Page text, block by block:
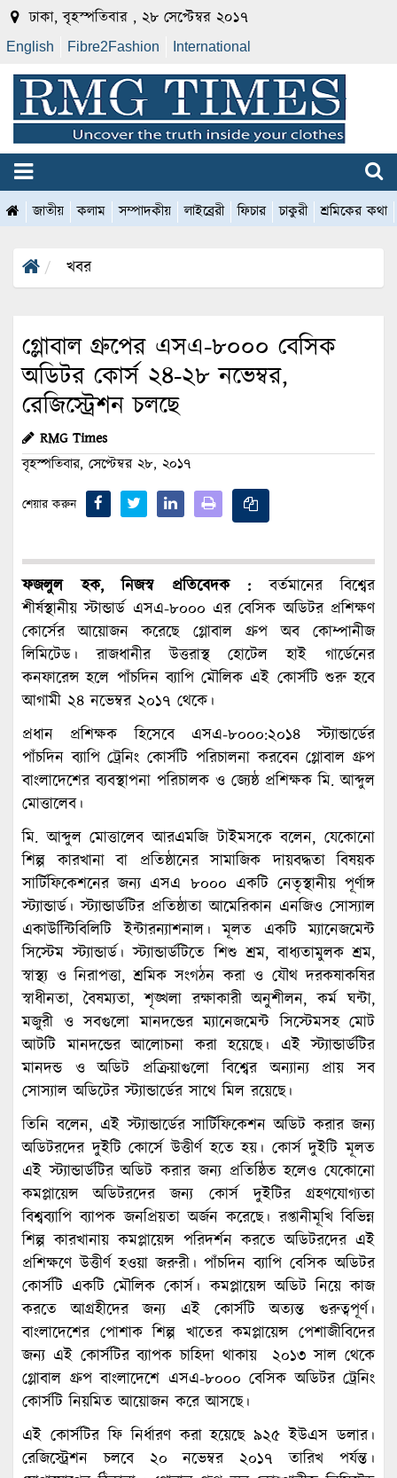
ঢাকা, বৃহস্পতিবার , ২৮ সেপ্টেম্বর ২০১৭
English Fibre2Fashion International
জাতীয় কলাম সম্পাদকীয় লাইব্রেরী ফিচার চাকুরী শ্রমিকের কথা
খবর
গ্লোবাল গ্রুপের এসএ-৮০০০ বেসিক
অডিটর কোর্স ২৪-২৮ নভেম্বর,
রেজিস্ট্রেশন চলছে
RMG Times
বৃহস্পতিবার, সেপ্টেম্বর ২৮, ২০১৭
শেয়ার করুন
ফজলুল হক, নিজস্ব প্রতিবেদক : বর্তমানের বিশ্বের
শীর্ষস্থানীয় স্টান্ডার্ড এসএ-৮০০০ এর বেসিক অডিটর প্রশিক্ষণ
কোর্সের আয়োজন করেছে গ্লোবাল গ্রুপ অব কোম্পানীজ
লিমিটেড। রাজধানীর উত্তরাস্থ হোটেল হাই গার্ডেনের
কনফারেন্স হলে পাঁচদিন ব্যাপি মৌলিক এই কোর্সটি শুরু হবে
আগামী ২৪ নভেম্বর ২০১৭ থেকে।
প্রধান প্রশিক্ষক হিসেবে এসএ-৮০০০:২০১৪ স্ট্যান্ডার্ডের
পাঁচদিন ব্যাপি ট্রেনিং কোর্সটি পরিচালনা করবেন গ্লোবাল গ্রুপ
বাংলাদেশের ব্যবস্থাপনা পরিচালক ও জ্যেষ্ঠ প্রশিক্ষক মি. আব্দুল
মোত্তালেব।
মি. আব্দুল মোত্তালেব আরএমজি টাইমসকে বলেন, যেকোনো
শিল্প কারখানা বা প্রতিষ্ঠানের সামাজিক দায়বদ্ধতা বিষয়ক
সার্টিফিকেশনের জন্য এসএ ৮০০০ একটি নেতৃস্থানীয় পূর্ণাঙ্গ
স্ট্যান্ডার্ড। স্ট্যান্ডার্ডটির প্রতিষ্ঠাতা আমেরিকান এনজিও সোস্যাল
একাউন্টিিবিলিটি ইন্টারন্যাশনাল। মূলত একটি ম্যানেজমেন্ট
সিস্টেম স্ট্যান্ডার্ড। স্ট্যান্ডার্ডটিতে শিশু শ্রম, বাধ্যতামুলক শ্রম,
স্বাস্থ্য ও নিরাপত্তা, শ্রমিক সংগঠন করা ও যৌথ দরকষাকষির
স্বাধীনতা, বৈষম্যতা, শৃঙ্খলা রক্ষাকারী অনুশীলন, কর্ম ঘন্টা,
মজুরী ও সবগুলো মানদন্ডের ম্যানেজমেন্ট সিস্টেমসহ মোট
আটটি মানদন্ডের আলোচনা করা হয়েছে। এই স্ট্যান্ডার্ডটির
মানদন্ড ও অডিট প্রক্রিয়াগুলো বিশ্বের অন্যান্য প্রায় সব
সোস্যাল অডিটের স্ট্যান্ডার্ডের সাথে মিল রয়েছে।
তিনি বলেন, এই স্ট্যান্ডার্ডের সার্টিফিকেশন অডিট করার জন্য
অডিটরদের দুইটি কোর্সে উত্তীর্ণ হতে হয়। কোর্স দুইটি মূলত
এই স্ট্যান্ডার্ডটির অডিট করার জন্য প্রতিষ্ঠিত হলেও যেকোনো
কমপ্লায়েন্স অডিটরদের জন্য কোর্স দুইটির গ্রহণযোগ্যতা
বিশ্বব্যাপি ব্যাপক জনপ্রিয়তা অর্জন করেছে। রপ্তানীমূখি বিভিন্ন
শিল্প কারখানায় কমপ্লায়েন্স পরিদর্শন করতে অডিটরদের এই
প্রশিক্ষণে উত্তীর্ণ হওয়া জরুরী। পাঁচদিন ব্যাপি বেসিক অডিটর
কোর্সটি একটি মৌলিক কোর্স। কমপ্লায়েন্স অডিট নিয়ে কাজ
করতে আগ্রহীদের জন্য এই কোর্সটি অত্যন্ত গুরুত্বপূর্ণ।
বাংলাদেশের পোশাক শিল্প খাতের কমপ্লায়েন্স পেশাজীবিদের
জন্য এই কোর্সটির ব্যাপক চাহিদা থাকায় ২০১৩ সাল থেকে
গ্লোবাল গ্রুপ বাংলাদেশে এসএ-৮০০০ বেসিক অডিটর ট্রেনিং
কোর্সটি নিয়মিত আয়োজন করে আসছে।
এই কোর্সটির ফি নির্ধারণ করা হয়েছে ৯২৫ ইউএস ডলার।
রেজিস্ট্রেশন চলবে ২০ নভেম্বর ২০১৭ তারিখ পর্যন্ত।